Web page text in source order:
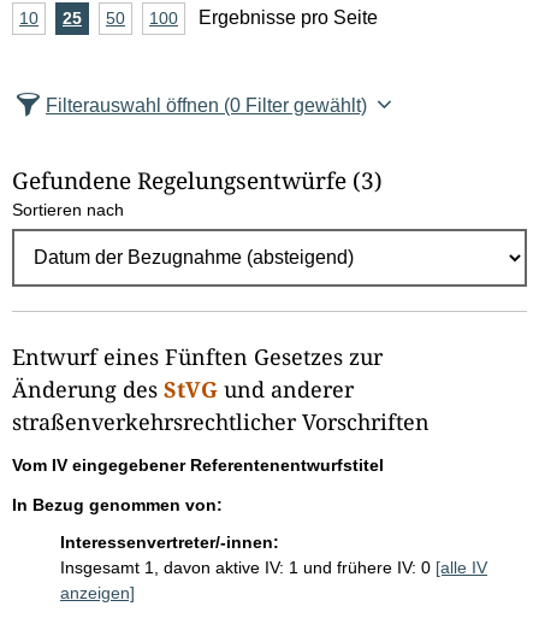
h
zurück
vor
A
z
l
E
g
e
b
n
i
s
10Ergebnisse
25Ergebnisse
50Ergebnisse
100Ergebnisse
Ergebnisse pro Seite
Filterauswahl öffnen (0 Filter gewählt)
Gefundene Regelungsentwürfe (3)
Sortieren nach
Entwurf eines Fünften Gesetzes zur
Änderung des StVG und anderer
straßenverkehrsrechtlicher Vorschriften
Vom IV eingegebener Referentenentwurfstitel
In Bezug genommen von:
Interessenvertreter/-innen:
Insgesamt 1, davon aktive IV: 1 und frühere IV: 0 [alle IV
anzeigen]